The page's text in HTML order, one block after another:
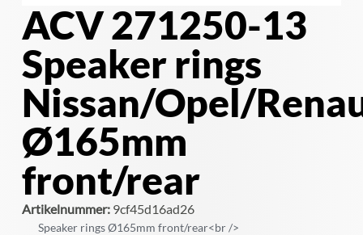
ACV 271250-13
Speaker rings
Nissan/Opel/
Ø165mm
front/rear
Artikelnummer:9cf45d16ad26
Speaker rings Ø165mm front/rear<br />